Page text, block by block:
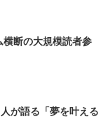
断の大規模読者参
が語る「夢を叶える